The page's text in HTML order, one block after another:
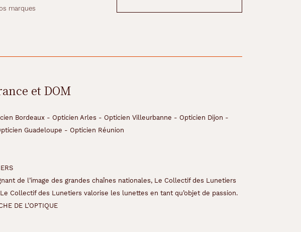
marques
et DOM
Bordeaux - Opticien Arles - Opticien Villeurbanne - Opticien Dijon -
Guadeloupe - Opticien Réunion
de l’image des grandes chaînes nationales, Le Collectif des Lunetiers
Collectif des Lunetiers valorise les lunettes en tant qu’objet de passion.
DE L’OPTIQUE